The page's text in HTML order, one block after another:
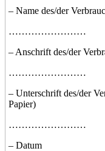
– Name des/der
……………………
– Anschrift des/der
……………………
– Unterschrift des/der
Papier)
……………………
– Datum